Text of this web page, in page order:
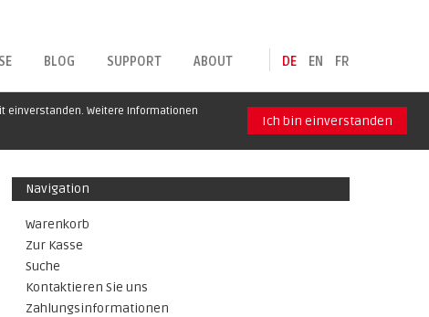
DE EN FR
BLOG SUPPORT ABOUT
einverstanden. Weitere Informationen
Ich bin einverstanden
Navigation
Warenkorb
Zur Kasse
Suche
Kontaktieren Sie uns
Zahlungsinformationen